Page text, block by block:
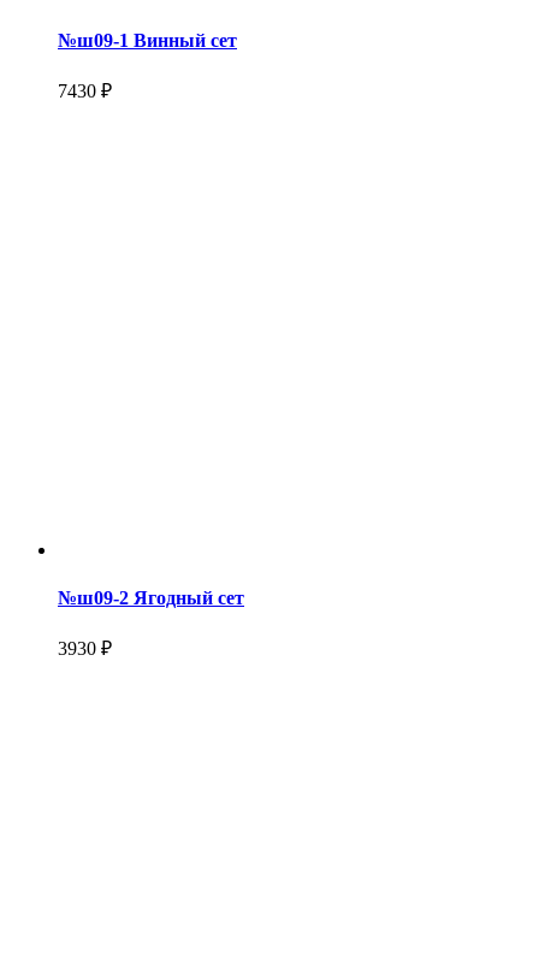
№ш09-1 Винный сет
7430 ₽
№ш09-2 Ягодный сет
3930 ₽